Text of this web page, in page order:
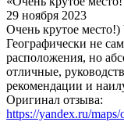
29 ноября 2023
Очень крутое место!)
Географически не
расположения, но
отличные,
рекомендации и
Оригинал отзыва:
https://yandex.ru/